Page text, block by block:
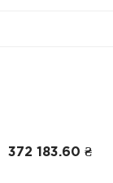
372 183.60 ₴